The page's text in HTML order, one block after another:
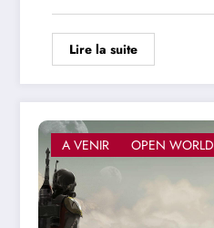
Lire la suite
A VENIR OPEN WORLD